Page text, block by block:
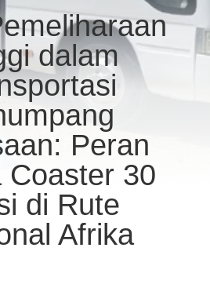
dalam
Peran
Coaster 30
di Rute
Afrika